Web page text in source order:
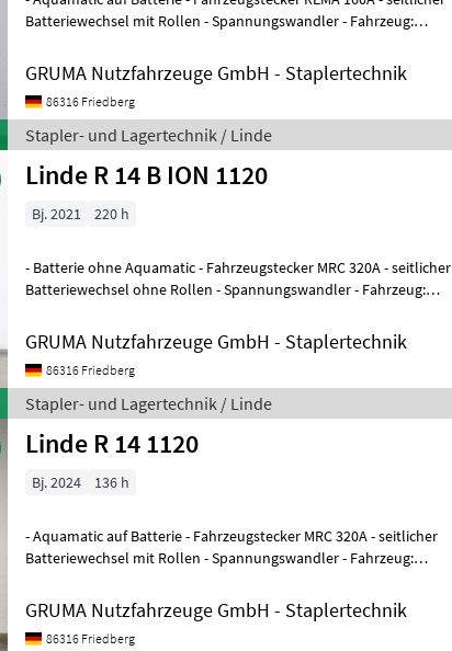
Batteriewechsel mit Rollen - Spannungswandler - Fahrzeug:
GRUMA Nutzfahrzeuge GmbH - Staplertechnik
86316 Friedberg
Stapler- und Lagertechnik / Linde
Linde R 14 B ION 1120
Bj. 2021 220 h
- Batterie ohne Aquamatic - Fahrzeugstecker MRC 320A - seitlicher
Batteriewechsel ohne Rollen - Spannungswandler - Fahrzeug:
GRUMA Nutzfahrzeuge GmbH - Staplertechnik
86316 Friedberg
Stapler- und Lagertechnik / Linde
Linde R 14 1120
Bj. 2024 136 h
- Aquamatic auf Batterie - Fahrzeugstecker MRC 320A - seitlicher
Batteriewechsel mit Rollen - Spannungswandler - Fahrzeug:
GRUMA Nutzfahrzeuge GmbH - Staplertechnik
86316 Friedberg